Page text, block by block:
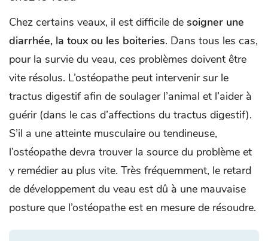
Chez certains veaux, il est difficile de soigner une
diarrhée, la toux ou les boiteries. Dans tous les cas,
pour la survie du veau, ces problèmes doivent être
vite résolus. L’ostéopathe peut intervenir sur le
tractus digestif afin de soulager l’animal et l’aider à
guérir (dans le cas d’affections du tractus digestif).
S’il a une atteinte musculaire ou tendineuse,
l’ostéopathe devra trouver la source du problème et
y remédier au plus vite. Très fréquemment, le retard
de développement du veau est dû à une mauvaise
posture que l’ostéopathe est en mesure de résoudre.